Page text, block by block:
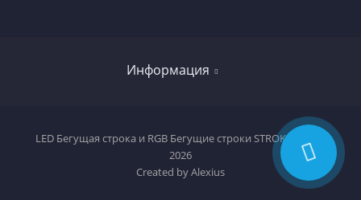
Информация
Условия соглашения
Политика конфиденциальности/договор оферты
LED Бегущая строка и RGB Бегущие строки STROKA-LED ©
2026
Created byAlexius